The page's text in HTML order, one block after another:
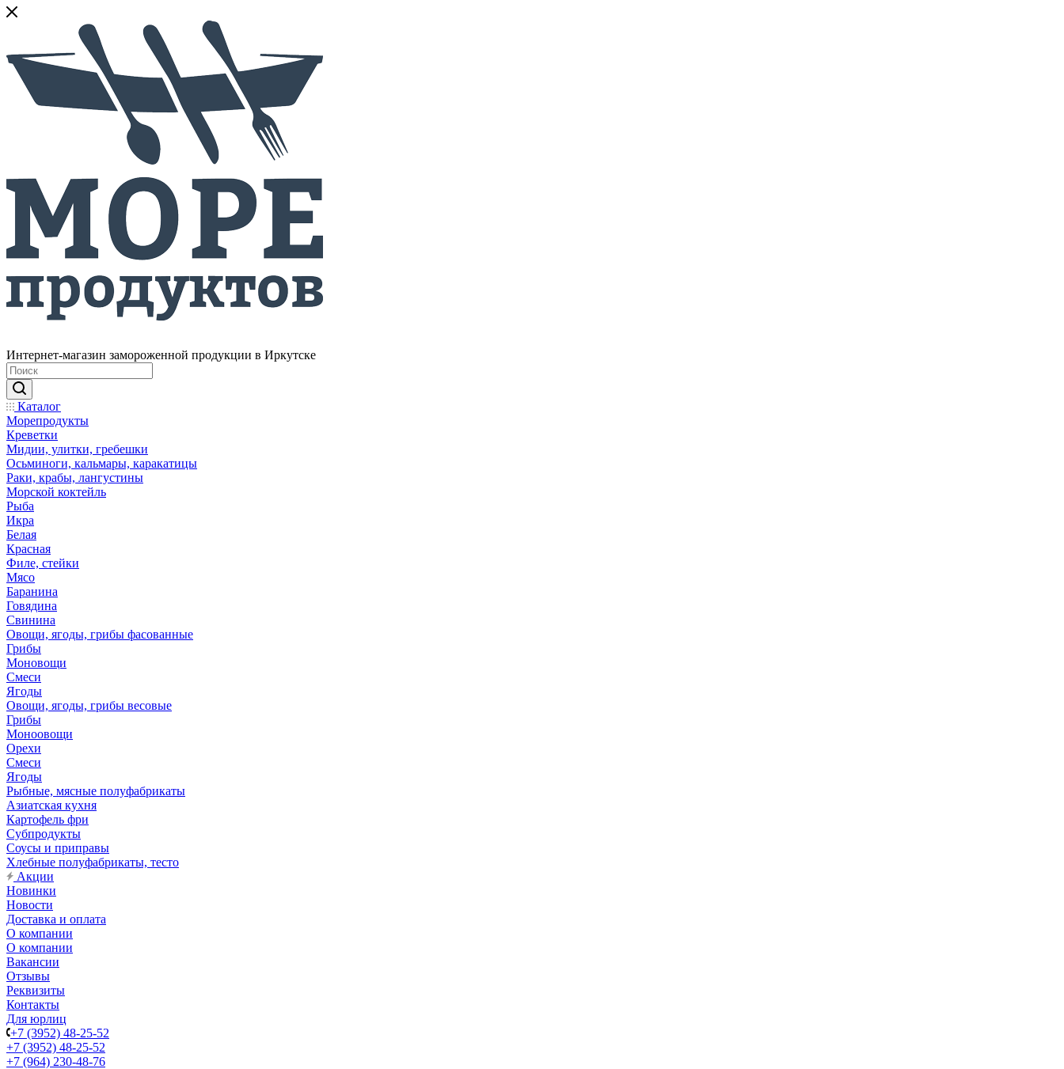
Интернет-магазин замороженной продукции в Иркутске
Каталог
Морепродукты
Креветки
Мидии, улитки, гребешки
Осьминоги, кальмары, каракатицы
Раки, крабы, лангустины
Морской коктейль
Рыба
Икра
Белая
Красная
Филе, стейки
Мясо
Баранина
Говядина
Свинина
Овощи, ягоды, грибы фасованные
Грибы
Моновощи
Смеси
Ягоды
Овощи, ягоды, грибы весовые
Грибы
Моноовощи
Орехи
Смеси
Ягоды
Рыбные, мясные полуфабрикаты
Азиатская кухня
Картофель фри
Субпродукты
Соусы и приправы
Хлебные полуфабрикаты, тесто
Акции
Новинки
Новости
Доставка и оплата
О компании
О компании
Вакансии
Отзывы
Реквизиты
Контакты
Для юрлиц
+7 (3952) 48-25-52
+7 (3952) 48-25-52
+7 (964) 230-48-76